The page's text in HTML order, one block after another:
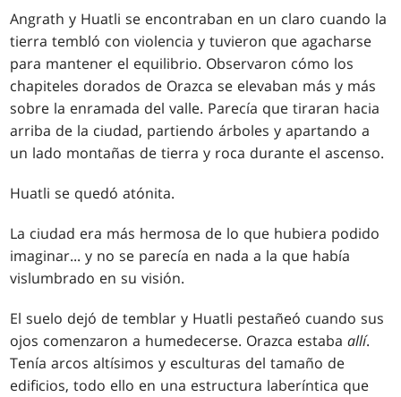
Angrath y Huatli se encontraban en un claro cuando la
tierra tembló con violencia y tuvieron que agacharse
para mantener el equilibrio. Observaron cómo los
chapiteles dorados de Orazca se elevaban más y más
sobre la enramada del valle. Parecía que tiraran hacia
arriba de la ciudad, partiendo árboles y apartando a
un lado montañas de tierra y roca durante el ascenso.
Huatli se quedó atónita.
La ciudad era más hermosa de lo que hubiera podido
imaginar... y no se parecía en nada a la que había
vislumbrado en su visión.
El suelo dejó de temblar y Huatli pestañeó cuando sus
ojos comenzaron a humedecerse. Orazca estabaallí.
Tenía arcos altísimos y esculturas del tamaño de
edificios, todo ello en una estructura laberíntica que